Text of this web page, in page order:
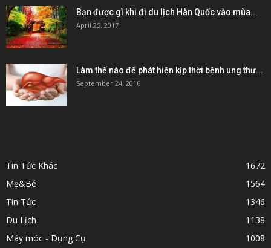
Bạn được gì khi đi du lịch Hàn Quốc vào mùa...
April 25, 2017
Làm thế nào để phát hiện kịp thời bệnh ung thư...
September 24, 2016
Tin Tức Khác
1672
Mẹ&Bé
1564
Tin Tức
1346
Du Lịch
1138
Máy móc - Dụng Cụ
1008